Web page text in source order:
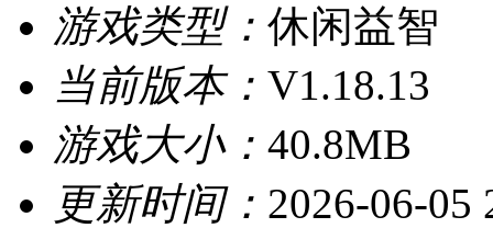
游戏类型： 休闲益智
当前版本： V1.18.13
游戏大小： 40.8MB
更新时间： 2026-06-05